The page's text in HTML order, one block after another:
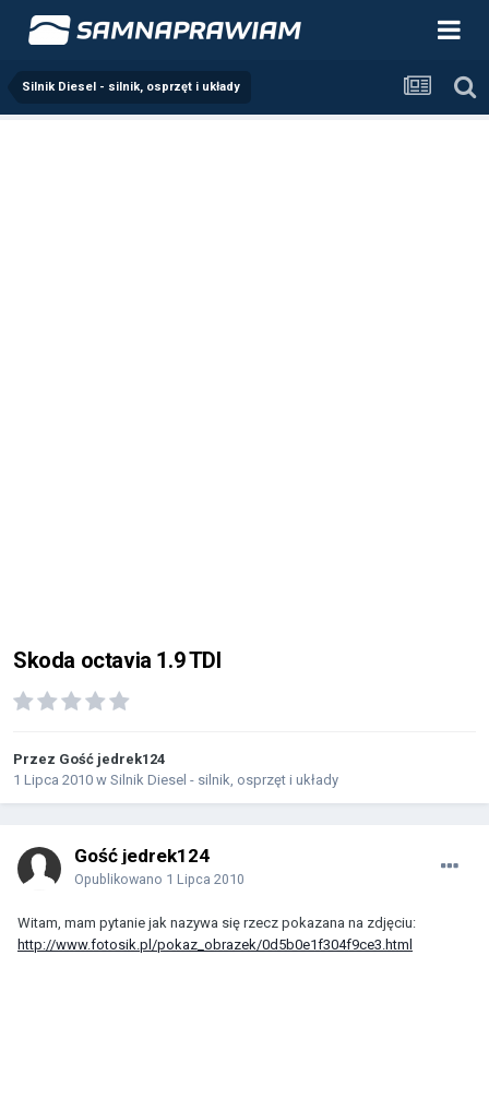
Silnik Diesel - silnik, osprzęt i układy
Skoda octavia 1.9 TDI
Przez Gość jedrek124
1 Lipca 2010 w Silnik Diesel - silnik, osprzęt i układy
Gość jedrek124
Opublikowano 1 Lipca 2010
Witam, mam pytanie jak nazywa się rzecz pokazana na zdjęciu:
http://www.fotosik.pl/pokaz_obrazek/0d5b0e1f304f9ce3.html